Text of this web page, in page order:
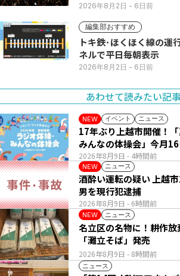
2026年8月2日 - 6日前
編集部おすすめ
トキ鉄･ほくほく線の運行案内
ネルで平日毎朝表示
2026年8月2日 - 6日前
あわせて読みたい記
NEW イベント ニュース
2026年8月9日 - 4時間前
17年ぶり上越市開催！
みんなの体操会」今月
NEW ニュース
2026年8月9日 - 6時間前
酒酔い運転の疑い 上越
男を現行犯逮捕
NEW ニュース
2026年8月9日 - 8時間前
名立区の名物に！耕作
「灘立そば」発売
ニュース